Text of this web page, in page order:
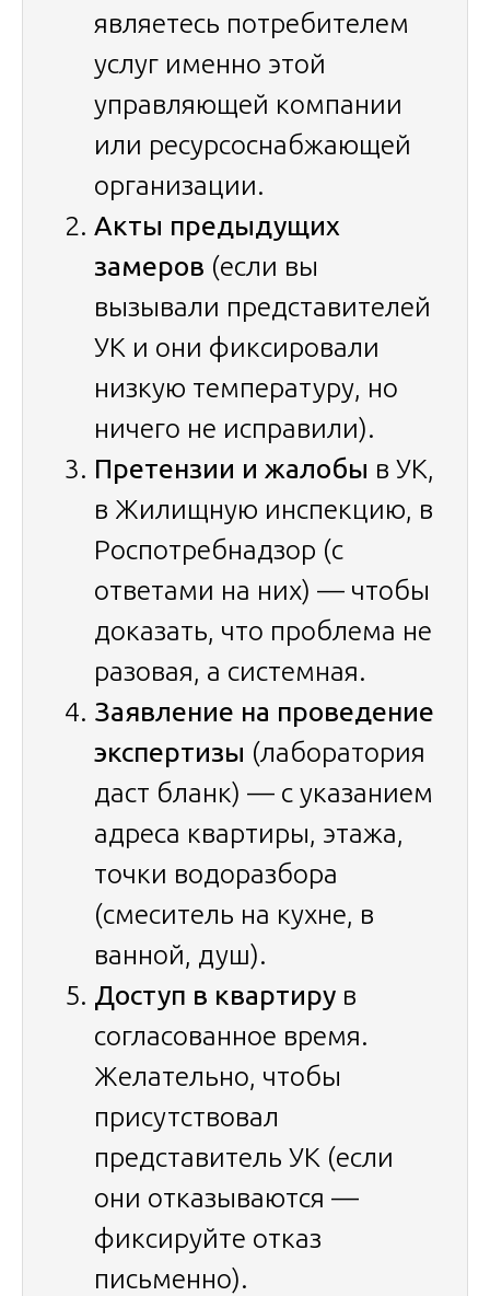
являетесь потребителем
услуг именно этой
управляющей компании
или ресурсоснабжающей
организации.
Акты предыдущих
замеров (если вы
вызывали представителей
УК и они фиксировали
низкую температуру, но
ничего не исправили).
Претензии и жалобы в УК,
в Жилищную инспекцию, в
Роспотребнадзор (с
ответами на них) — чтобы
доказать, что проблема не
разовая, а системная.
Заявление на проведение
экспертизы (лаборатория
даст бланк) — с указанием
адреса квартиры, этажа,
точки водоразбора
(смеситель на кухне, в
ванной, душ).
Доступ в квартиру в
согласованное время.
Желательно, чтобы
присутствовал
представитель УК (если
они отказываются —
фиксируйте отказ
письменно).